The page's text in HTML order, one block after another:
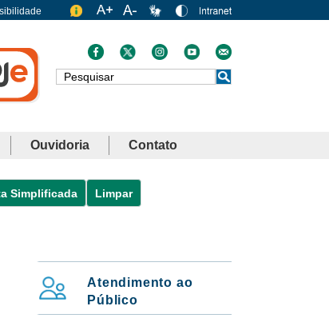
Busca
Ouvidoria Contato
Simplificada Limpar
MENU: SERVIÇOS VERTICAL
Atendimento ao
Público